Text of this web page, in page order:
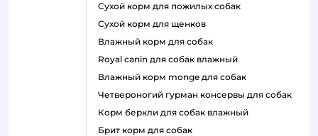
сухой корм для пожилых собак
сухой корм для щенков
влажный корм для собак
royal canin для собак влажный
влажный корм monge для собак
четвероногий гурман консервы для собак
корм беркли для собак влажный
брит корм для собак